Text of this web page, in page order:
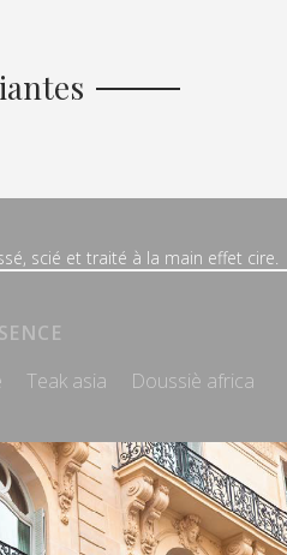
scié et traité à la main effet cire.
Teak asia Doussiè africa